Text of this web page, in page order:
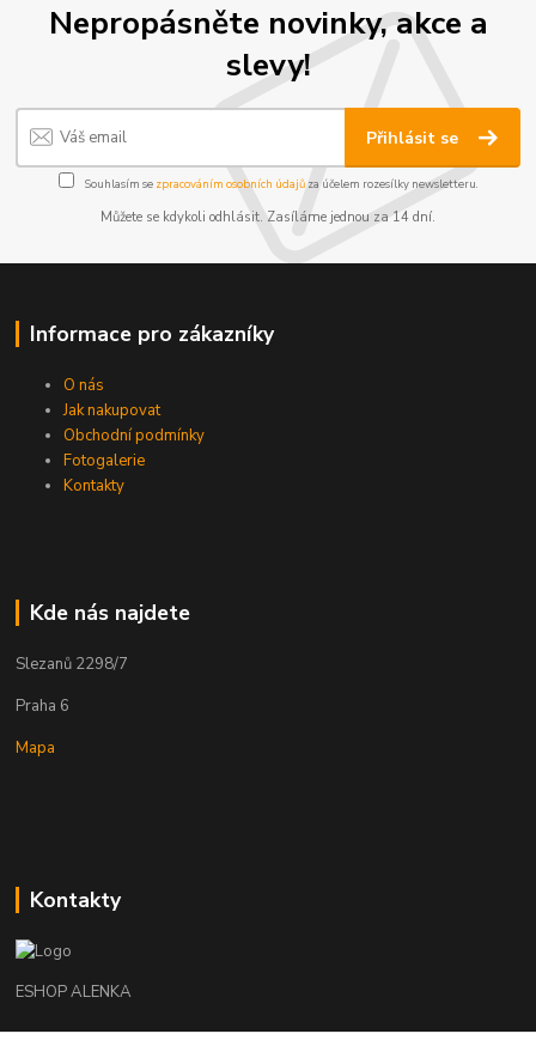
Nepropásněte novinky, akce a
slevy!
Přihlásit se
Souhlasím se zpracováním osobních údajůza účelem rozesílky newsletteru.
Můžete se kdykoli odhlásit. Zasíláme jednou za 14 dní.
Informace pro zákazníky
O nás
Jak nakupovat
Obchodní podmínky
Fotogalerie
Kontakty
Kde nás najdete
Slezanů 2298/7
Praha 6
Mapa
Kontakty
ESHOP ALENKA